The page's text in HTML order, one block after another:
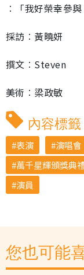
︰「我好榮幸參
採訪︰黃曉妍
撰文︰Steven
美術︰梁政敏
內容標籤
表演 演唱會
萬千星輝頒獎典
演員
您也可能